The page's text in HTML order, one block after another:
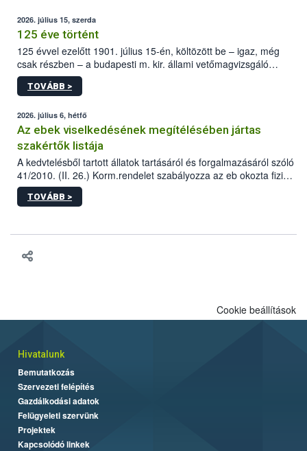
2026. július 15, szerda
125 éve történt
125 évvel ezelőtt 1901. július 15-én, költözött be – igaz, még
csak részben – a budapesti m. kir. állami vetőmagvizsgáló
állomás a Kis Rókus utca 15. szám alatti, Czigler Győző által
tervezett új épületébe.
TOVÁBB >
2026. július 6, hétfő
Az ebek viselkedésének megítélésében jártas
szakértők listája
A kedvtelésből tartott állatok tartásáról és forgalmazásáról szóló
41/2010. (II. 26.) Korm.rendelet szabályozza az eb okozta fizikai
sérülés, illetve ennek veszélye keletkezésekor felmerülő
hatósági feladatokat, valamint a veszélyes eb tartását és annak
TOVÁBB >
Cookie beállítások
Hivatalunk
Bemutatkozás
Szervezeti felépítés
Gazdálkodási adatok
Felügyeleti szervünk
Projektek
Kapcsolódó linkek